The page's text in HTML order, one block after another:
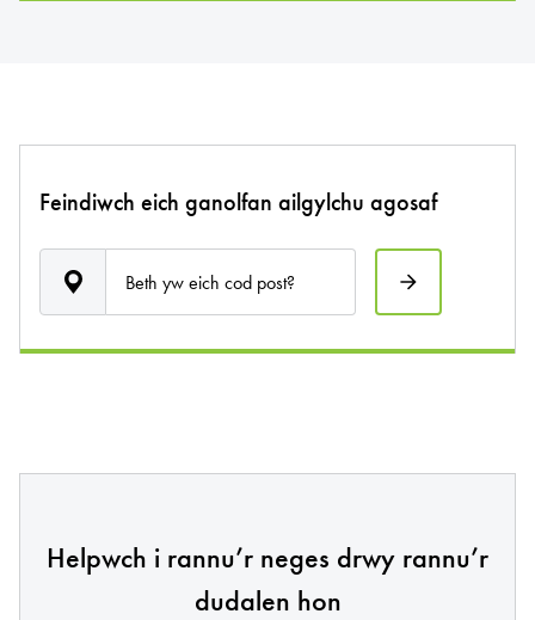
Feindiwch eich ganolfan ailgylchu agosaf
Helpwch i rannu’r neges drwy rannu’r
dudalen hon